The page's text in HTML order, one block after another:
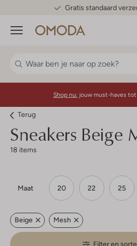
Gratis standaard
Menu
Shop nu: jouw must-haves
Terug
Sneakers Beige
18 items
Maat 20 22 25
Beige Mesh
Filter en